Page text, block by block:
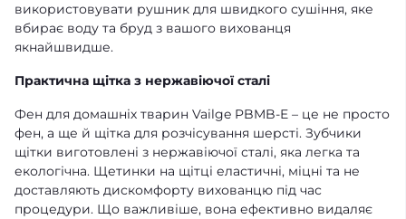
використовувати рушник для швидкого сушіння, яке
вбирає воду та бруд з вашого вихованця
якнайшвидше.
Практична щітка з нержавіючої сталі
Фен для домашніх тварин Vailge PBMB-E – це не просто
фен, а ще й щітка для розчісування шерсті. Зубчики
щітки виготовлені з нержавіючої сталі, яка легка та
екологічна. Щетинки на щітці еластичні, міцні та не
доставляють дискомфорту вихованцю під час
процедури. Що важливіше, вона ефективно видаляє